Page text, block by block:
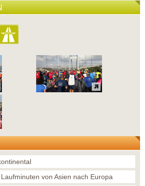
von Asien nach Europa